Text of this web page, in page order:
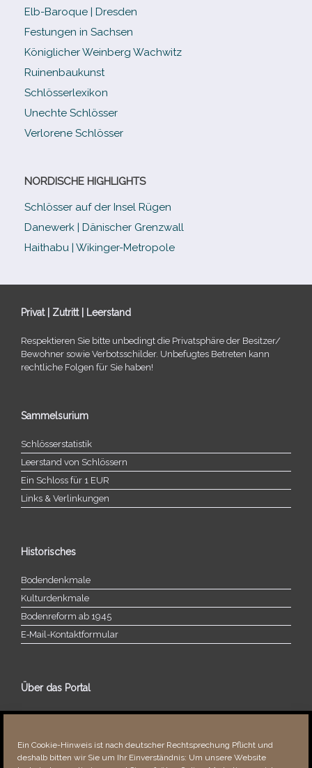
Ein Cookie-Hinweis ist nach deutscher Rechtsprechung Pflicht und
deshalb bitten wir Sie um Ihr Einverständnis: Um unsere Website
Elb-​Baroque | Dresden
Festungen in Sachsen
Königlicher Weinberg Wachwitz
Ruinenbaukunst
Schlösserlexikon
Unechte Schlösser
Verlorene Schlösser
NORDISCHE HIGHLIGHTS
Schlösser auf der Insel Rügen
Danewerk | Dänischer Grenzwall
Haithabu | Wikinger-Metropole
Privat | Zutritt | Leerstand
Respektieren Sie bitte unbe­dingt die Privatsphäre der Besitzer/​
Bewohner sowie Verbotsschilder. Unbefugtes Betreten kann
recht­li­che Folgen für Sie haben!
Sammelsurium
Schlösserstatistik
Leerstand von Schlössern
Ein Schloss für 1 EUR
Links & Verlinkungen
Historisches
Bodendenkmale
Kulturdenkmale
Bodenreform ab 1945
E‑Mail-​​Kontaktformular
Über das Portal
Über dieses Portal